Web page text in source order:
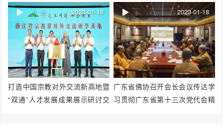
打造中国宗教对外交流新高地暨
“双通”人才发展成果展示研讨交
2023-01-18
广东省佛协召开会长会议传达学
习贯彻广东省第十三次党代会精
2023-01-18